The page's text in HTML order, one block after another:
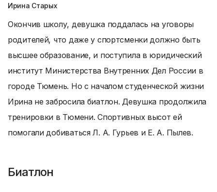
Ирина Старых
Окончив школу, девушка поддалась на уговоры
родителей, что даже у спортсменки должно быть
высшее образование, и поступила в юридический
институт Министерства Внутренних Дел России в
городе Тюмень. Но с началом студенческой жизни
Ирина не забросила биатлон. Девушка продолжила
тренировки в Тюмени. Спортивных высот ей
помогали добиваться Л. А. Гурьев и Е. А. Пылев.
Биатлон